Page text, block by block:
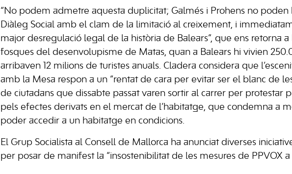
“No podem admetre aquesta duplicitat; Galmés i Prohens no poden
Diàleg Social amb el clam de la limitació al creixement, i
major desregulació legal de la història de Balears”, que ens retorna
fosques del desenvolupisme de Matas, quan a Balears hi vivien
arribaven 12 milions de turistes anuals. Cladera considera que
amb la Mesa respon a un “rentat de cara per evitar ser el blanc de
de ciutadans que dissabte passat varen sortir al carrer per protestar
pels efectes derivats en el mercat de l’habitatge, que condemna a
poder accedir a un habitatge en condicions.
El Grup Socialista al Consell de Mallorca ha anunciat diverses
per posar de manifest la “insostenibilitat de les mesures de PPVOX a